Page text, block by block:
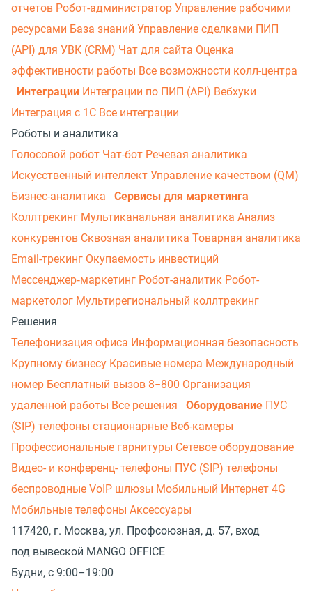
отчетов Робот-администратор Управление рабочими
ресурсами База знаний Управление сделками ПИП
(API) для УВК (CRM) Чат для сайта Оценка
эффективности работы Все возможности колл-центра
Интеграции Интеграции по ПИП (API) Вебхуки
Интеграция с 1С Все интеграции
Роботы и аналитика
Голосовой робот Чат-бот Речевая аналитика
Искусственный интеллект Управление качеством (QM)
Бизнес-аналитика
Сервисы для маркетинга
Коллтрекинг Мультиканальная аналитика Анализ
конкурентов Сквозная аналитика Товарная аналитика
Email-трекинг Окупаемость инвестиций
Мессенджер‑маркетинг Робот-аналитик Робот-
маркетолог Мультирегиональный коллтрекинг
Решения
Телефонизация офиса Информационная безопасность
Крупному бизнесу Красивые номера Международный
номер Бесплатный вызов 8−800 Организация
удаленной работы Все решения Оборудование ПУС
(SIP) телефоны стационарные Веб-камеры
Профессиональные гарнитуры Сетевое оборудование
Видео- и конференц- телефоны ПУС (SIP) телефоны
беспроводные VoIP шлюзы Мобильный Интернет 4G
Мобильные телефоны Аксессуары
117420, г. Москва, ул. Профсоюзная, д. 57, вход
под вывеской MANGO OFFICE
Будни, с 9:00–19:00